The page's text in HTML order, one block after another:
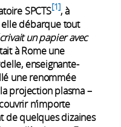
SPCTS 1 , à
elle débarque tout
un papier avec
à Rome une
enseignante-
une renommée
projection plasma –
n’importe
de quelques ­dizaines